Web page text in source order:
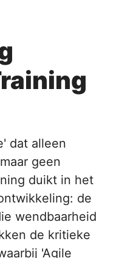
dat alleen
geen
duikt in het
de
wendbaarheid
de kritieke
'Agile